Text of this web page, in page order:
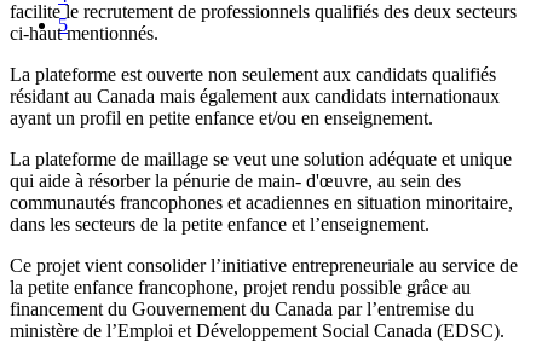
5
facilite le recrutement de professionnels qualifiés des deux secteurs
ci-haut mentionnés.
La plateforme est ouverte non seulement aux candidats qualifiés
résidant au Canada mais également aux candidats internationaux
ayant un profil en petite enfance et/ou en enseignement.
La plateforme de maillage se veut une solution adéquate et unique
qui aide à résorber la pénurie de main- d'œuvre, au sein des
communautés francophones et acadiennes en situation minoritaire,
dans les secteurs de la petite enfance et l’enseignement.
Ce projet vient consolider l’initiative entrepreneuriale au service de
la petite enfance francophone, projet rendu possible grâce au
financement du Gouvernement du Canada par l’entremise du
ministère de l’Emploi et Développement Social Canada (EDSC).